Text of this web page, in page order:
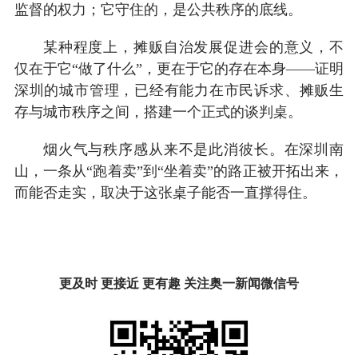
监督的权力；它守住的，是公共秩序的底线。
某种程度上，摊贩自治发展促进会的意义，不
仅在于它“做了什么”，更在于它的存在本身——证明
深圳的城市管理，已经有能力在市民诉求、摊贩生
存与城市秩序之间，搭建一个正式的谈判桌。
烟火气与秩序感从来不是此消彼长。在深圳南
山，一条从“跑着卖”到“坐着卖”的路正被开拓出来，
而能否走实，取决于这张桌子能否一直撑得住。
更及时 更接近 更有趣 关注奥一新闻微信号